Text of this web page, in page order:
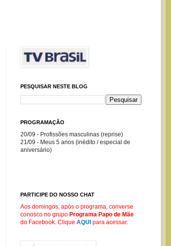
PESQUISAR NESTE BLOG
PROGRAMAÇÃO
20/09 - Profissões masculinas (reprise)
21/09 - Meus 5 anos (inédito / especial de
aniversário)
PARTICIPE DO NOSSO CHAT
Aos domingos, após o programa, converse
conosco no grupo Programa Papo de Mãe
do Facebook . Clique AQUI para acessar.